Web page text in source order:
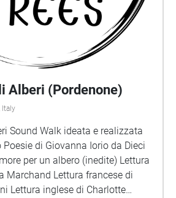
Alberi (Pordenone)
Italy
Sound Walk ideata e realizzata
di Giovanna Iorio da Dieci
per un albero (inedite) Lettura
Marchand Lettura francese di
Lettura inglese di Charlotte